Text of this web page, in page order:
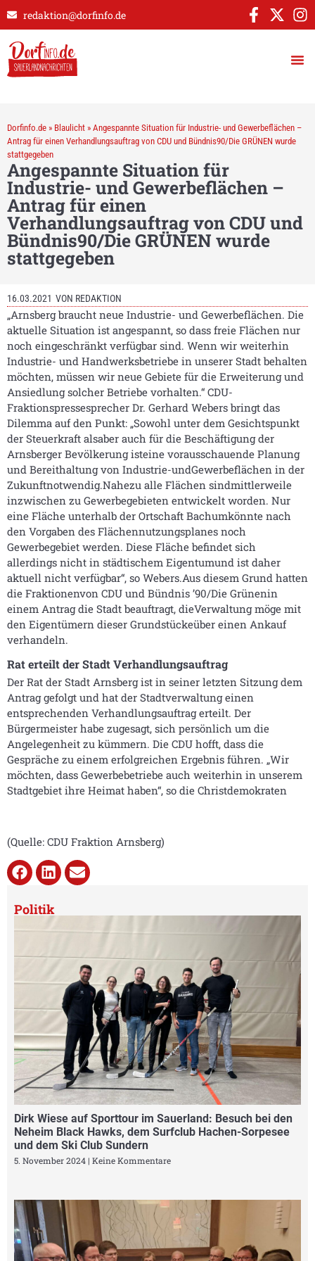
redaktion@dorfinfo.de
Dorfinfo.de » Blaulicht » Angespannte Situation für Industrie- und Gewerbeflächen –
Antrag für einen Verhandlungsauftrag von CDU und Bündnis90/Die GRÜNEN wurde
stattgegeben
Angespannte Situation für
Industrie- und Gewerbeflächen –
Antrag für einen
Verhandlungsauftrag von CDU und
Bündnis90/Die GRÜNEN wurde
stattgegeben
16.03.2021 VON REDAKTION
„Arnsberg braucht neue Industrie- und Gewerbeflächen. Die
aktuelle Situation ist angespannt, so dass freie Flächen nur
noch eingeschränkt verfügbar sind. Wenn wir weiterhin
Industrie- und Handwerksbetriebe in unserer Stadt behalten
möchten, müssen wir neue Gebiete für die Erweiterung und
Ansiedlung solcher Betriebe vorhalten.“ CDU-
Fraktionspressesprecher Dr. Gerhard Webers bringt das
Dilemma auf den Punkt: „Sowohl unter dem Gesichtspunkt
der Steuerkraft alsaber auch für die Beschäftigung der
Arnsberger Bevölkerung isteine vorausschauende Planung
und Bereithaltung von Industrie-undGewerbeflächen in der
Zukunftnotwendig.Nahezu alle Flächen sindmittlerweile
inzwischen zu Gewerbegebieten entwickelt worden. Nur
eine Fläche unterhalb der Ortschaft Bachumkönnte nach
den Vorgaben des Flächennutzungsplanes noch
Gewerbegebiet werden. Diese Fläche befindet sich
allerdings nicht in städtischem Eigentumund ist daher
aktuell nicht verfügbar“, so Webers.Aus diesem Grund hatten
die Fraktionenvon CDU und Bündnis ’90/Die Grünenin
einem Antrag die Stadt beauftragt, dieVerwaltung möge mit
den Eigentümern dieser Grundstückeüber einen Ankauf
verhandeln.
Rat erteilt der Stadt Verhandlungsauftrag
Der Rat der Stadt Arnsberg ist in seiner letzten Sitzung dem
Antrag gefolgt und hat der Stadtverwaltung einen
entsprechenden Verhandlungsauftrag erteilt. Der
Bürgermeister habe zugesagt, sich persönlich um die
Angelegenheit zu kümmern. Die CDU hofft, dass die
Gespräche zu einem erfolgreichen Ergebnis führen. „Wir
möchten, dass Gewerbebetriebe auch weiterhin in unserem
Stadtgebiet ihre Heimat haben“, so die Christdemokraten
(Quelle: CDU Fraktion Arnsberg)
Politik
Dirk Wiese auf Sporttour im Sauerland: Besuch bei den
Neheim Black Hawks, dem Surfclub Hachen-Sorpesee
und dem Ski Club Sundern
5. November 2024 Keine Kommentare